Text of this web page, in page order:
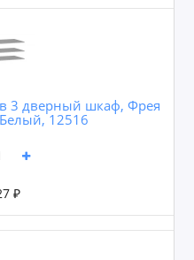
3 дверный шкаф, Фрея
12516
₽